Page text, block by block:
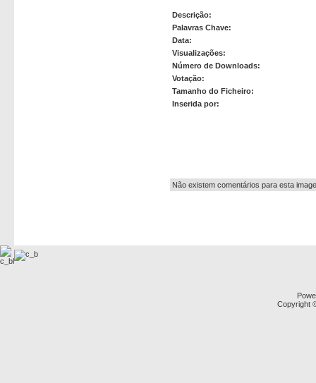
Descrição:
Palavras Chave:
Data:
Visualizações:
Número de Downloads:
Votação:
Tamanho do Ficheiro:
Inserida por:
Não existem comentários para esta
Copyright